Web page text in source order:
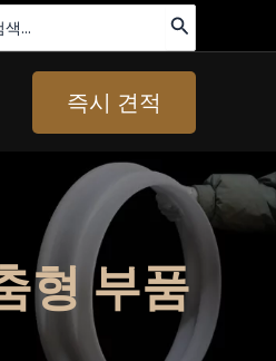
즉시 견적
형 부품